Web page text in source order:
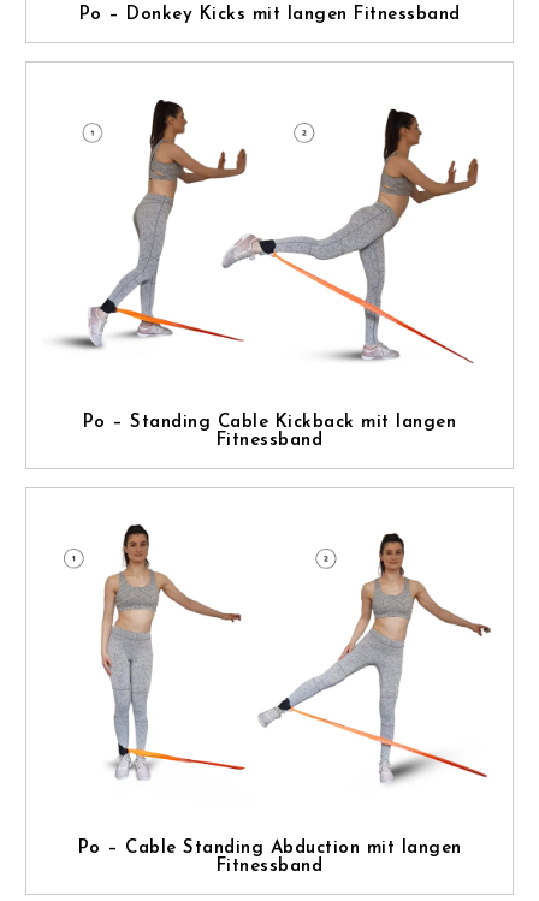
Po – Donkey Kicks mit langen Fitnessband
Po – Standing Cable Kickback mit langen
Fitnessband
Po – Cable Standing Abduction mit langen
Fitnessband